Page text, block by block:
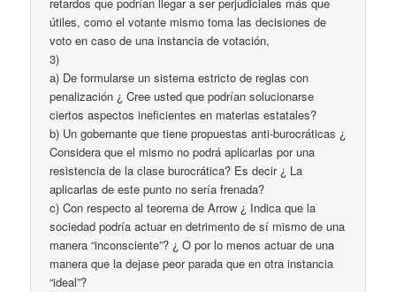
retardos que podrían llegar a ser perjudiciales más que
útiles, como el votante mismo toma las decisiones de
voto en caso de una instancia de votación,
3)
a) De formularse un sistema estricto de reglas con
penalización ¿ Cree usted que podrían solucionarse
ciertos aspectos ineficientes en materias estatales?
b) Un gobernante que tiene propuestas anti-burocráticas ¿
Considera que el mismo no podrá aplicarlas por una
resistencia de la clase burocrática? Es decir ¿ La
aplicarlas de este punto no sería frenada?
c) Con respecto al teorema de Arrow ¿ Indica que la
sociedad podría actuar en detrimento de sí mismo de una
manera “inconsciente”? ¿ O por lo menos actuar de una
manera que la dejase peor parada que en otra instancia
“ideal”?